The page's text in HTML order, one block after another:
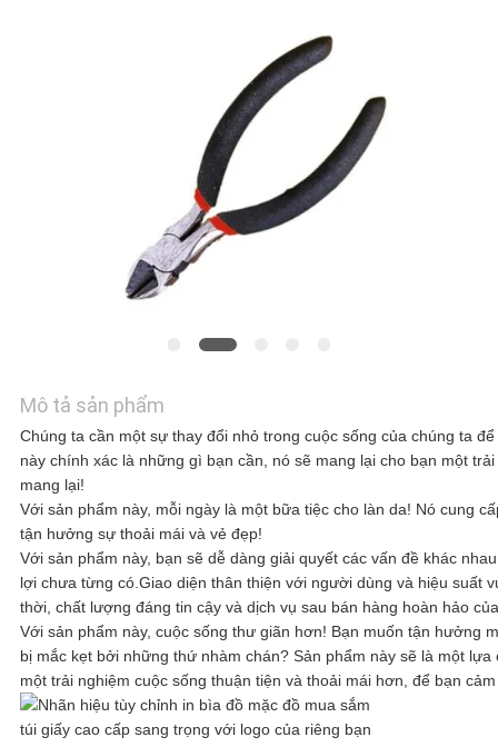
TÔI
TIN
TỨC
CÁC
TRƯỜNG
HỢP
Mô tả sản phẩm
Chúng ta cần một sự thay đổi nhỏ trong cuộc sống của chúng ta
này chính xác là những gì bạn cần, nó sẽ mang lại cho bạn một
mang lại!
Với sản phẩm này, mỗi ngày là một bữa tiệc cho làn da! Nó cung
tận hưởng sự thoải mái và vẻ đẹp!
Với sản phẩm này, bạn sẽ dễ dàng giải quyết các vấn đề khác
lợi chưa từng có.Giao diện thân thiện với người dùng và hiệu suất
thời, chất lượng đáng tin cậy và dịch vụ sau bán hàng hoàn hảo
Với sản phẩm này, cuộc sống thư giãn hơn! Bạn muốn tận hưởng
bị mắc kẹt bởi những thứ nhàm chán? Sản phẩm này sẽ là một
một trải nghiệm cuộc sống thuận tiện và thoải mái hơn, để bạn